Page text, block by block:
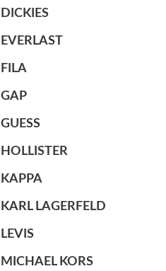
DICKIES
EVERLAST
FILA
GAP
GUESS
HOLLISTER
KAPPA
KARL LAGERFELD
LEVIS
MICHAEL KORS